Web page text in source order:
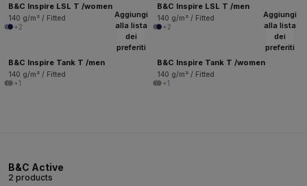
B&C Inspire LSL T /women
140 g/m² / Fitted
+2
B&C Inspire LSL T /men
140 g/m² / Fitted
+2
Aggiungi
alla lista
dei
preferiti
B&C Inspire Tank T /men
140 g/m² / Fitted
+1
Aggiungi
alla lista
dei
preferiti
B&C Inspire Tank T /women
140 g/m² / Fitted
+1
B&C Active
2 products